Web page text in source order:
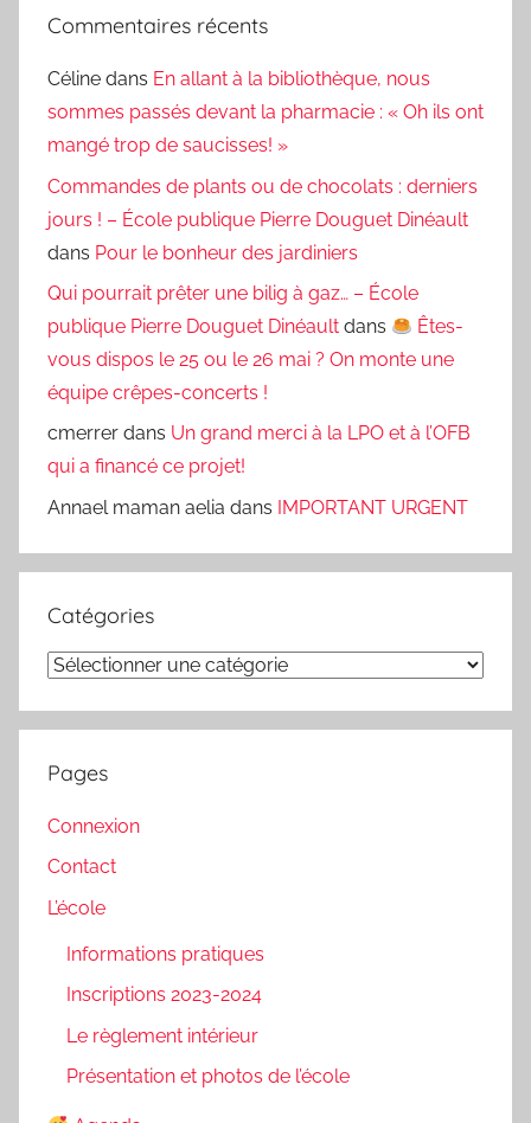
Commentaires récents
Céline dans En allant à la bibliothèque, nous
sommes passés devant la pharmacie : « Oh ils ont
mangé trop de saucisses! »
Commandes de plants ou de chocolats : derniers
jours ! – École publique Pierre Douguet Dinéault
dans Pour le bonheur des jardiniers
Qui pourrait prêter une bilig à gaz… – École
publique Pierre Douguet Dinéault dans
Êtes-
vous dispos le 25 ou le 26 mai ? On monte une
équipe crêpes-concerts !
cmerrer dans Un grand merci à la LPO et à l’OFB
qui a financé ce projet!
Annael maman aelia dans IMPORTANT URGENT
Catégories
Catégories
Pages
Connexion
Contact
L’école
Informations pratiques
Inscriptions 2023-2024
Le règlement intérieur
Présentation et photos de l’école